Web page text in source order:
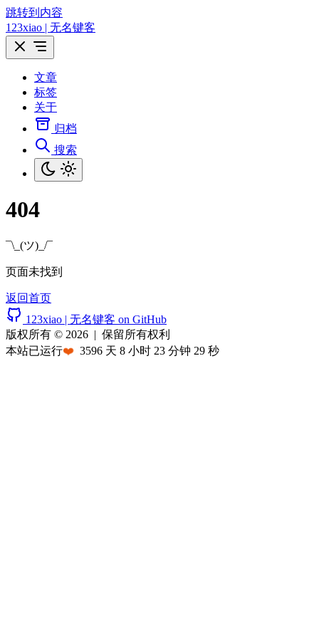
跳转到内容
123xiao | 无名键客
文章
标签
关于
归档
搜索
404
¯\_(ツ)_/¯
页面未找到
返回首页
123xiao | 无名键客 on GitHub
版权所有 © 2026 | 保留所有权利
本站已运行❤️ 3596 天 8 小时 23 分钟 29 秒